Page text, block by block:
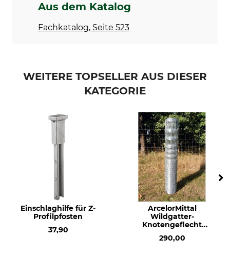
Fußdrahtdurchmesser
120 cm
Made in Luxembourg
50 m
Aus dem Katalog
Fachkatalog, Seite 523
WEITERE TOPSELLER AUS DIESER
KATEGORIE
Einschlaghilfe für Z-
Profilpfosten
37,90
ArcelorMittal
Wildgatter-
Knotengeflecht
290,00